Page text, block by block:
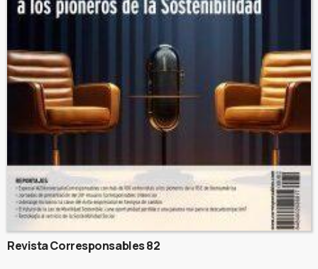
Revista Corresponsables 82